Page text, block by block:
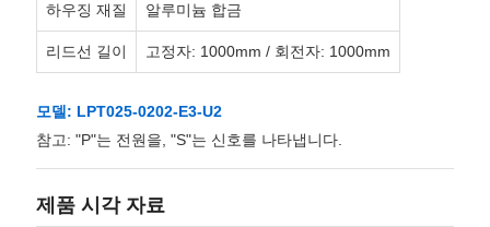
하우징 재질 알루미늄 합금
리드선 길이 고정자: 1000mm / 회전자: 1000mm
모델: LPT025-0202-E3-U2
참고: "P"는 전원을, "S"는 신호를 나타냅니다.
제품 시각 자료